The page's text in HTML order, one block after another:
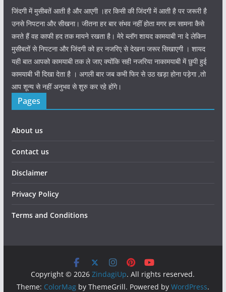
जिंदगी में मुसीबतें आती है और आएगी ।हर किसी की जिंदगी में आती है पर जरूरी है
उनसे निपटना और सीखना। जीतना हर बार संभव नहीं होता मगर हम सामना कैसे
करते हैं वह काफी हद तक मायने रखता है। मेरे ब्लॉग शायद कामयाबी ना दे लेकिन
मुसीबतों से निपटना और जिंदगी को हर नजरिए से देखना जरूर सिखाएगी । शायद
यही बात आपको कामयाबी तक ले जाए क्योंकि सही नजरिया नाकामयाबी में छुपी हुई
कामयाबी भी दिखा देता है । अगली बार जब कभी फिर से उठ खड़ा होना पड़ेगा ,तो
आप शून्य से नहीं अनुभव से शुरु कर रहे होंगे।
Pages
About us
Contact us
Disclaimer
Privacy Policy
Terms and Conditions
Copyright © 2026ZindagiUp. All rights reserved.
Theme: ColorMagby ThemeGrill. Powered by WordPress.